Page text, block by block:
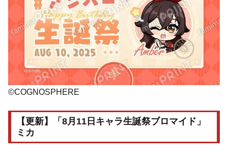
©COGNOSPHERE
【更新】「8月11日キャラ生誕祭ブロマイド」
ミカ